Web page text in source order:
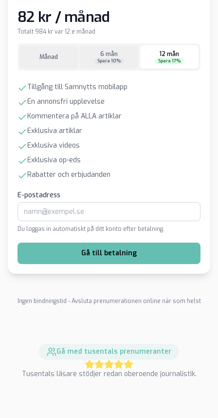
82 kr / månad
Totalt 984 kr var 12:e månad
Månad 6 mån
Spara 10%
12 mån
Spara 17%
Tillgång till Samnytts mobilapp
En annonsfri upplevelse
Kommentera på ALLA artiklar
Exklusiva artiklar
Exklusiva videos
Exklusiva op-eds
Rabatter och erbjudanden
E-postadress
Du loggas in automatiskt på ditt konto efter betalning.
Gå till betalning
Ingen bindningstid - Avsluta prenumerationen online när som helst
Gå med tusentals prenumeranter
Tusentals läsare stödjer redan oberoende journalistik.